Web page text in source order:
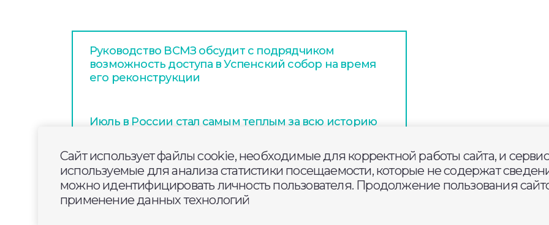
Руководство ВСМЗ обсудит с подрядчиком
возможность доступа в Успенский собор на время
его реконструкции
Июль в России стал самым теплым за всю историю
Единый региональный сервис запустило
министерство цифрового развития Владимирской
области
Сайт использует файлы cookie, необходимые для корректной работы сайта, и
используемые для анализа статистики посещаемости, которые не содержат
можно идентифицировать личность пользователя. Продолжение пользования
применение данных технологий